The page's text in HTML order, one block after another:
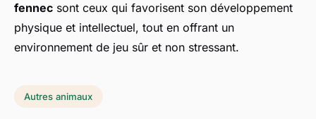
fennec sont ceux qui favorisent son développement
physique et intellectuel, tout en offrant un
environnement de jeu sûr et non stressant.
Autres animaux